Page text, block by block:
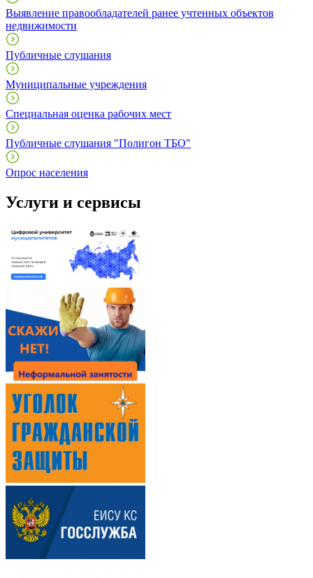
Выявление правообладателей ранее учтенных объектов
недвижимости
Публичные слушания
Муниципальные учреждения
Специальная оценка рабочих мест
Публичные слушания "Полигон ТБО"
Опрос населения
Услуги и сервисы